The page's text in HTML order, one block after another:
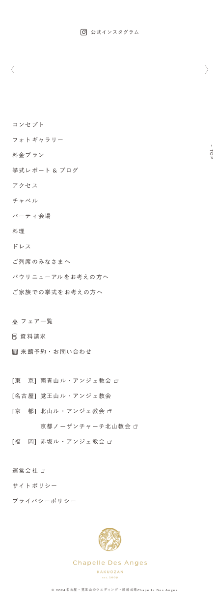
公式インスタグラム
TOP
コンセプト
フォトギャラリー
料金プラン
挙式レポート & ブログ
アクセス
チャペル
パーティ会場
料理
ドレス
ご列席のみなさまへ
バウリニューアルをお考えの方へ
ご家族での挙式をお考えの方へ
フェア一覧
資料請求
来館予約・お問い合わせ
[東 京] 南青山ル・アンジェ教会
[名古屋] 覚王山ル・アンジェ教会
[京 都] 北山ル・アンジェ教会
京都ノーザンチャーチ北山教会
[福 岡] 赤坂ル・アンジェ教会
運営会社
サイトポリシー
プライバシーポリシー
© 2024 名古屋・覚王山のウエディング・結婚式場 Chapelle Des Anges